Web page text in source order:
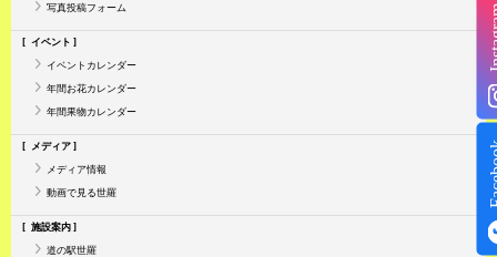
写真投稿フォーム
イベント
イベントカレンダー
年間お花カレンダー
年間果物カレンダー
メディア
メディア情報
動画で見る世羅
施設案内
道の駅世羅